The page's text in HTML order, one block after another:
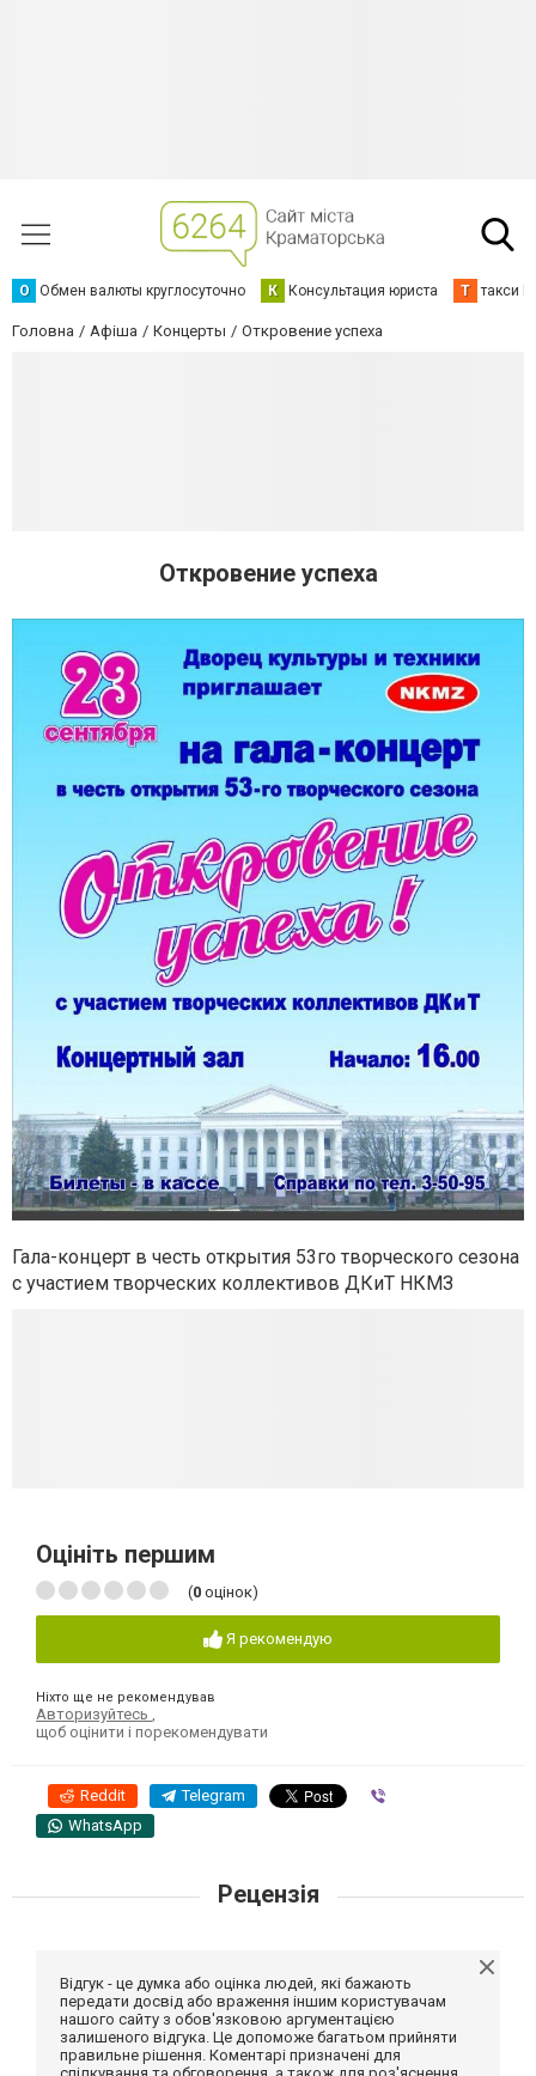
О Обмен валюты круглосуточно К Консультация юриста Т такси
Головна Афіша Концерты Откровение успеха
Откровение успеха
Гала-концерт в честь открытия 53го творческого сезона
с участием творческих коллективов ДКиТ НКМЗ
Оцініть першим
(0 оцінок)
Я рекомендую
Ніхто ще не рекомендував
Авторизуйтесь ,
щоб оцінити і порекомендувати
Reddit Telegram
WhatsApp
Рецензія
Відгук - це думка або оцінка людей, які бажають
передати досвід або враження іншим користувачам
нашого сайту з обов'язковою аргументацією
залишеного відгука. Це допоможе багатьом прийняти
правильне рішення. Коментарі призначені для